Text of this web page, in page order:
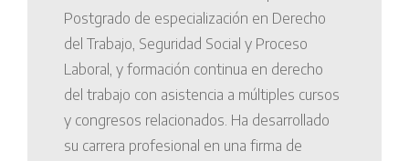
Postgrado de especialización en Derecho
del Trabajo, Seguridad Social y Proceso
Laboral, y formación continua en derecho
del trabajo con asistencia a múltiples cursos
y congresos relacionados. Ha desarrollado
su carrera profesional en una firma de